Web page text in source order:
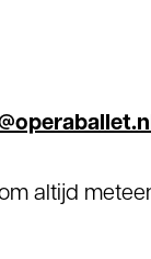
altijd